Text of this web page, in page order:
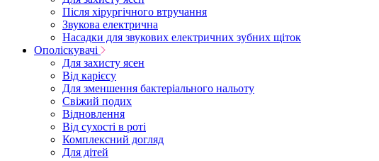
Після хірургічного втручання
Звукова електрична
Насадки для звукових електричних зубних щіток
Ополіскувачі
Для захисту ясен
Від карієсу
Для зменшення бактеріального нальоту
Свіжий подих
Відновлення
Від сухості в роті
Комплексний догляд
Для дітей